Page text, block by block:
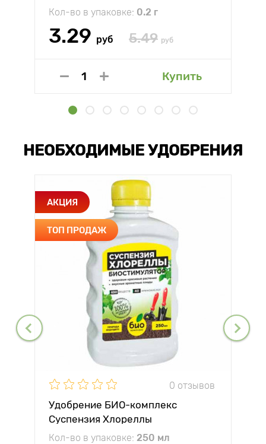
Кол-во в упаковке: 0.2 г
3.29 руб 5.49 руб
Купить
НЕОБХОДИМЫЕ УДОБРЕНИЯ
АКЦИЯ
ТОП ПРОДАЖ
0 отзывов
Удобрение БИО-комплекс
Суспензия Хлореллы
Кол-во в упаковке: 250 мл